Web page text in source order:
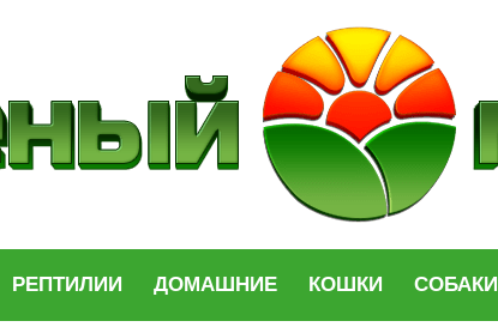
РЕПТИЛИИ ДОМАШНИЕ КОШКИ СОБАКИ